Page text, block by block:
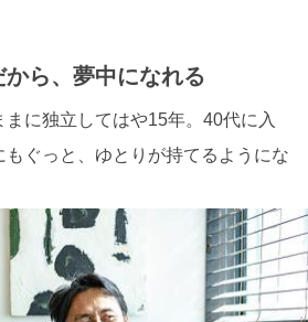
ら、夢中になれる
に独立してはや15年。40代に入
もぐっと、ゆとりが持てるようにな